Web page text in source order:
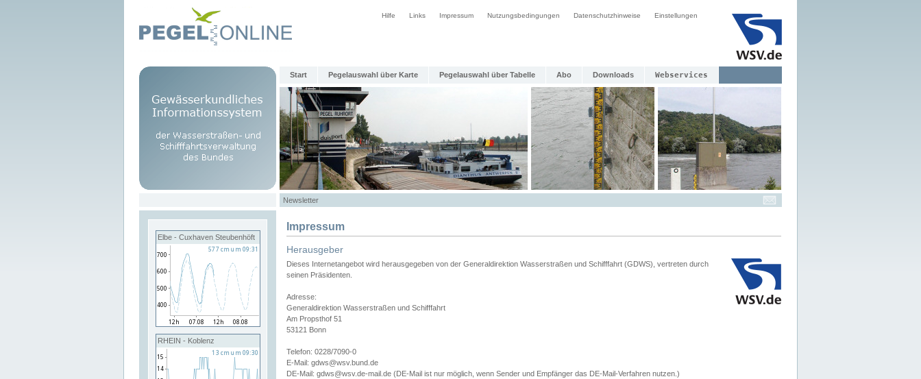
Hilfe Links Impressum Nutzungsbedingungen Datenschutzhinweise Einstellungen
Start Pegelauswahl über Karte Pegelauswahl über Tabelle Abo Downloads Webservices
Newsletter
Elbe - Cuxhaven Steubenhöft
RHEIN - Koblenz
Impressum
Herausgeber
Dieses Internetangebot wird herausgegeben von der Generaldirektion Wasserstraßen und Schifffahrt (GDWS), vertreten durch
seinen Präsidenten.
Adresse:
Generaldirektion Wasserstraßen und Schifffahrt
Am Propsthof 51
53121 Bonn
Telefon: 0228/7090-0
E-Mail: gdws@wsv.bund.de
DE-Mail: gdws@wsv.de-mail.de (DE-Mail ist nur möglich, wenn Sender und Empfänger das DE-Mail-Verfahren nutzen.)